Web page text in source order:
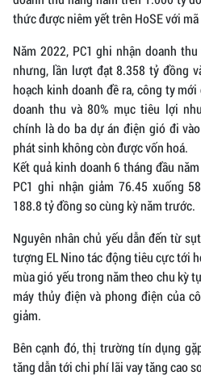
thức được niêm yết trên HoSE với mã
Năm 2022, PC1 ghi nhận doanh
nhưng, lần lượt đạt 8.358 tỷ đồng
hoạch kinh doanh đề ra, công ty
doanh thu và 80% mục tiêu lợi
chính là do ba dự án điện gió đi
phát sinh không còn được vốn hoá.
Kết quả kinh doanh 6 tháng đầu
PC1 ghi nhận giảm 76.45 xuống
188.8 tỷ đồng so cùng kỳ năm trước.
Nguyên nhân chủ yếu dẫn đến từ
tượng EL Nino tác động tiêu cực tới
mùa gió yếu trong năm theo chu kỳ
máy thủy điện và phong điện của
giảm.
Bên cạnh đó, thị trường tín dụng
tăng dẫn tới chi phí lãi vay tăng cao